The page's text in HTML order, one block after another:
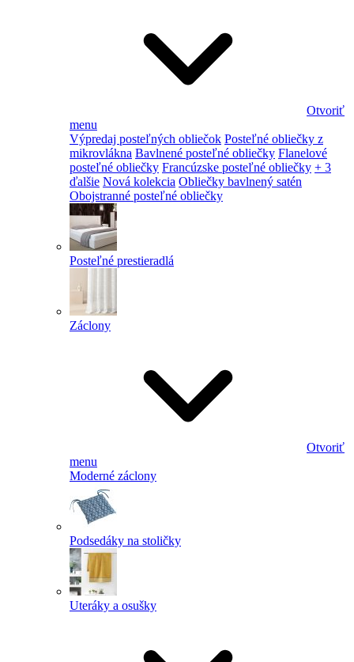
Otvoriť
menu
Výpredaj posteľných obliečok Posteľné obliečky z
mikrovlákna Bavlnené posteľné obliečky Flanelové
posteľné obliečky Francúzske posteľné obliečky + 3
ďalšie Nová kolekcia Obliečky bavlnený satén
Obojstranné posteľné obliečky
Posteľné prestieradlá
Záclony
Otvoriť
menu
Moderné záclony
Podsedáky na stoličky
Uteráky a osušky